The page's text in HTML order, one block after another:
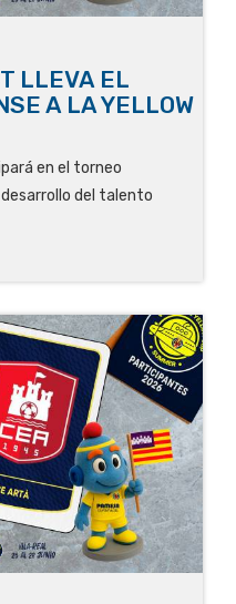
LLEVA EL
A LA YELLOW
en el torneo
del talento